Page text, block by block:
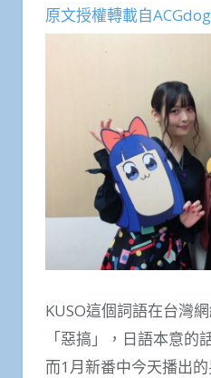
原文授權轉載自
KUSO這個詞語在台灣
「惡搞」，日語本意的
而1月新番中今天播出